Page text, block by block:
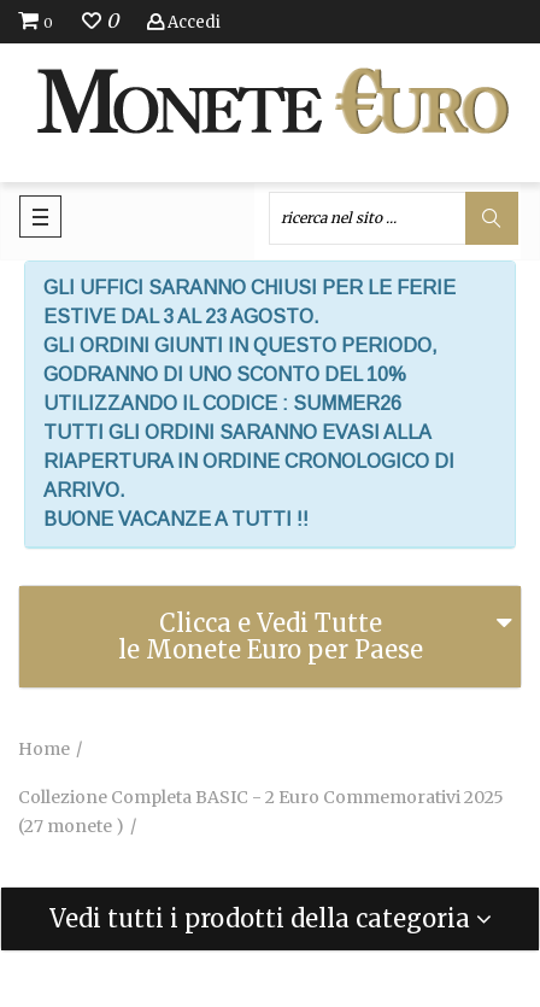
0 0 Accedi
GLI UFFICI SARANNO CHIUSI PER LE FERIE
ESTIVE DAL 3 AL 23 AGOSTO.
GLI ORDINI GIUNTI IN QUESTO PERIODO,
GODRANNO DI UNO SCONTO DEL 10%
UTILIZZANDO IL CODICE : SUMMER26
TUTTI GLI ORDINI SARANNO EVASI ALLA
RIAPERTURA IN ORDINE CRONOLOGICO DI
ARRIVO.
BUONE VACANZE A TUTTI !!
Clicca e Vedi Tutte
le Monete Euro per Paese
Home
Collezione Completa BASIC - 2 Euro Commemorativi 2025
(27 monete )
Vedi tutti i prodotti della categoria